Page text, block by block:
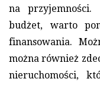
na przyjemności.
budżet, warto
finansowania.
można również
nieruchomości,